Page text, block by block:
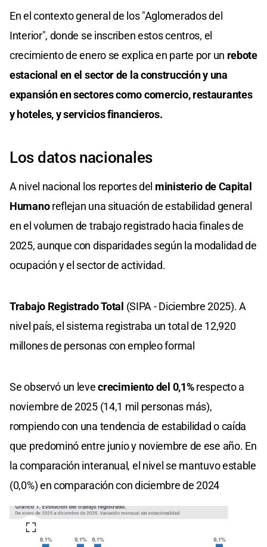
En el contexto general de los "Aglomerados del
Interior", donde se inscriben estos centros, el
crecimiento de enero se explica en parte por un rebote
estacional en el sector de la construcción y una
expansión en sectores como comercio, restaurantes
y hoteles, y servicios financieros.
Los datos nacionales
A nivel nacional los reportes del ministerio de Capital
Humanoreflejan una situación de estabilidad general
en el volumen de trabajo registrado hacia finales de
2025, aunque con disparidades según la modalidad de
ocupación y el sector de actividad.
Trabajo Registrado Total (SIPA - Diciembre 2025). A
nivel país, el sistema registraba un total de 12,920
millones de personas con empleo formal
Se observó un levecrecimiento del 0,1%respecto a
noviembre de 2025 (14,1 mil personas más),
rompiendo con una tendencia de estabilidad o caída
que predominó entre junio y noviembre de ese año. En
la comparación interanual, el nivel se mantuvo estable
(0,0%) en comparación con diciembre de 2024